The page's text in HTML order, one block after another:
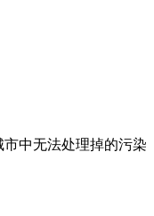
中无法处理掉的污染